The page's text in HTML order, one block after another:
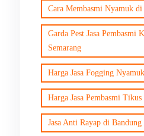
Cara Membasmi Nyamuk
Garda Pest Jasa Pembasmi
Semarang
Harga Jasa Fogging
Harga Jasa Pembasmi Tikus
Jasa Anti Rayap di Bandung